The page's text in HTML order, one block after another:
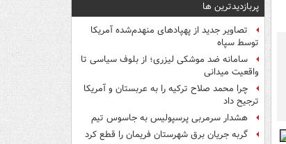
پربازدیدترین ها
تصاویر جدید از پهپادهای منهدم‌شده آمریکا
توسط سپاه
سامانه ضد موشکی لیزری؛ از بلوف سیاسی تا
واقعیت میدانی
چرا محمد صلاح ترکیه را به عربستان و آمریکا
ترجیح داد
هشدار سرمربی پرسپولیس به جاسوس تیم
گربه جریان برق شهرستان فریمان را قطع کرد